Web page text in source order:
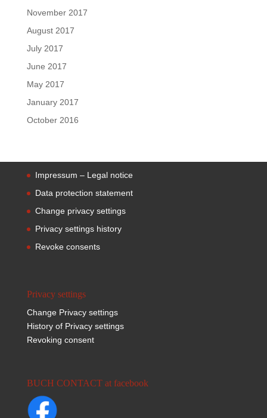
November 2017
August 2017
July 2017
June 2017
May 2017
January 2017
October 2016
Impressum – Legal notice
Data protection statement
Change privacy settings
Privacy settings history
Revoke consents
Privacy settings
Change Privacy settings
History of Privacy settings
Revoking consent
BUCH CONTACT at facebook